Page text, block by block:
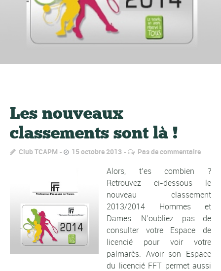
Les nouveaux
classements sont là !
Club TCAPM 15 octobre 2013 Pas de commentaire
Alors, t’es combien ?
Retrouvez ci-dessous le
nouveau classement
2013/2014 Hommes et
Dames. N’oubliez pas de
consulter votre Espace de
licencié pour voir votre
palmarès. Avoir son Espace
du licencié FFT permet aussi